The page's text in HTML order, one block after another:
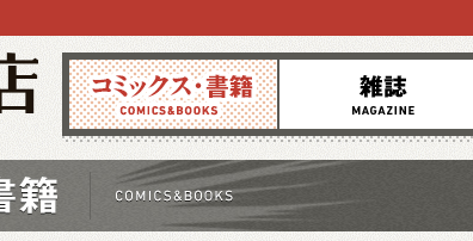
コミックス 雑誌